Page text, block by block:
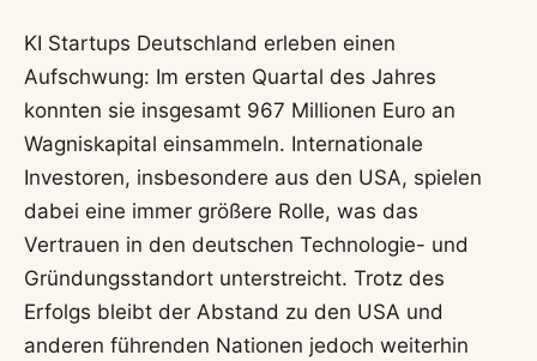
KI Startups Deutschland erleben einen
Aufschwung: Im ersten Quartal des Jahres
konnten sie insgesamt 967 Millionen Euro an
Wagniskapital einsammeln. Internationale
Investoren, insbesondere aus den USA, spielen
dabei eine immer größere Rolle, was das
Vertrauen in den deutschen Technologie- und
Gründungsstandort unterstreicht. Trotz des
Erfolgs bleibt der Abstand zu den USA und
anderen führenden Nationen jedoch weiterhin